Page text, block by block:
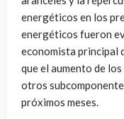
energéticos en los
energéticos fueron
economista principal
que el aumento de
otros
próximos meses.